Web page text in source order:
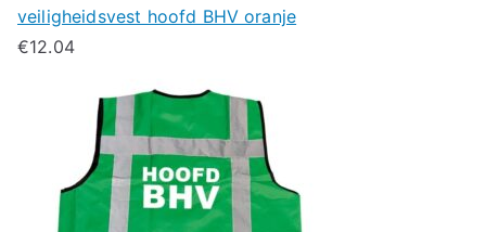
veiligheidsvest hoofd BHV oranje
€12.04